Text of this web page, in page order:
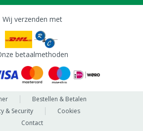
Wij verzenden met
betaalmethoden
Bestellen & Betalen
& Security
Cookies
Contact